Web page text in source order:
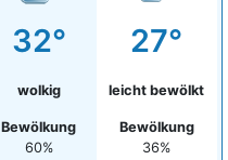
32°
wolkig
Bewölkung
60%
27°
leicht bewölkt
Bewölkung
36%